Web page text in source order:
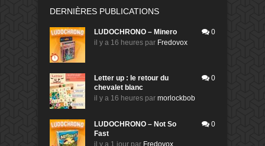
DERNIÈRES PUBLICATIONS
LUDOCHRONO – Minero
il y a 16 heures par Fredovox
0
Letter up : le retour du
chevalet blanc
il y a 16 heures par morlockbob
0
LUDOCHRONO – Not So
Fast
il y a 1 jour par Fredovox
0